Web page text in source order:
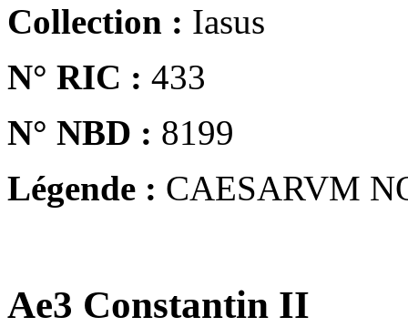
Collection : Iasus
N° RIC : 433
N° NBD : 8199
Légende : CAESARVM
Ae3 Constantin II